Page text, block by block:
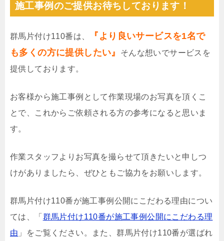
施工事例のご提供お待ちしております！
群馬片付け110番は、
『より良いサービスを1名で
も多くの方に提供したい』
そんな想いでサービスを
提供しております。
お客様から施工事例として作業現場のお写真を頂くこ
とで、これからご依頼される方の参考になると思いま
す。
作業スタッフよりお写真を撮らせて頂きたいと申しつ
けがありましたら、ぜひともご協力をお願いします。
群馬片付け110番が施工事例公開にこだわる理由につい
ては、「 群馬片付け110番が施工事例公開にこだわる理
由 」をご覧ください。また、群馬片付け110番が選ばれ